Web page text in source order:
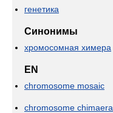
генетика
Синонимы
хромосомная химера
EN
chromosome mosaic
chromosome chimaera